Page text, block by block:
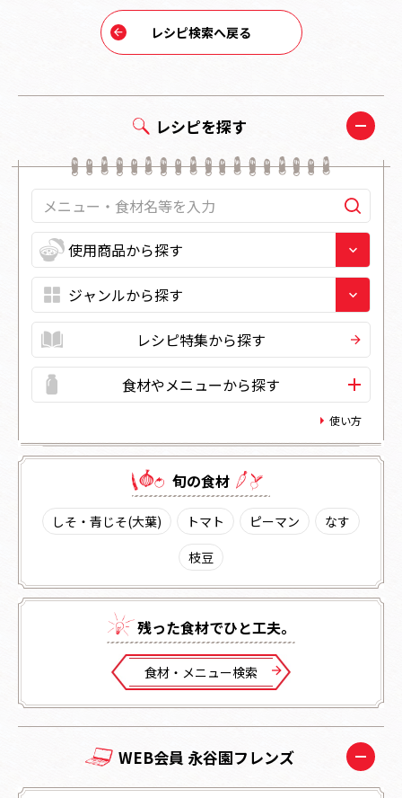
レシピを探す
レシピ特集から探す
食材やメニューから探す
使い方
旬の⾷材
しそ・青じそ(大葉) トマト ピーマン
なす
枝豆
残った⾷材でひと⼯夫。
⾷材・メニュー検索
WEB会員 永谷園フレンズ
レシピ検索へ戻る